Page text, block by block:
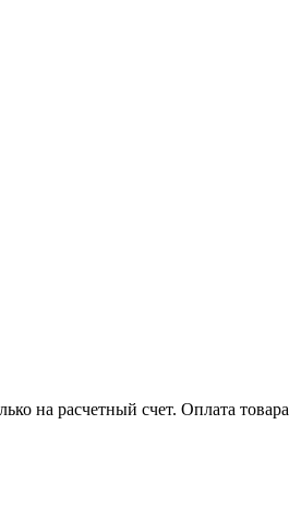
на расчетный счет. Оплата